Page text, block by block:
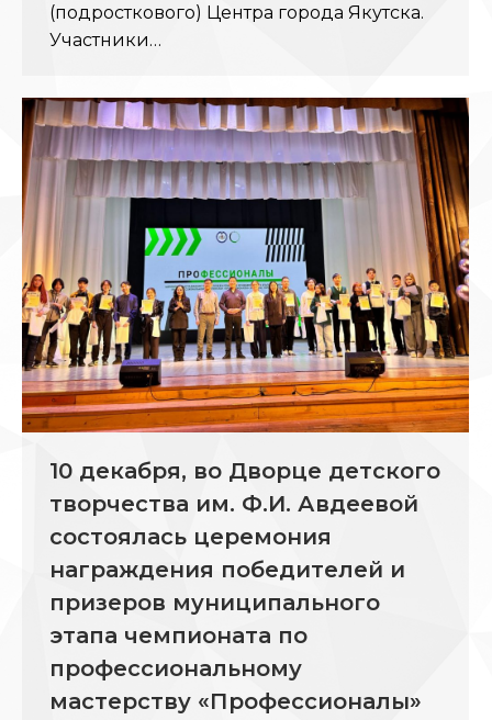
(подросткового) Центра города Якутска.
Участники…
10 декабря, во Дворце детского
творчества им. Ф.И. Авдеевой
состоялась церемония
награждения победителей и
призеров муниципального
этапа чемпионата по
профессиональному
мастерству «Профессионалы»